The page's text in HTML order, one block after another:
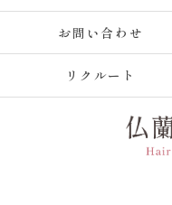
お問い合わせ
リクルート